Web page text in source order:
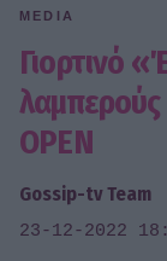
MEDIA
Γιορτινό
OPEN
Gossip-tv Team
23-12-2022